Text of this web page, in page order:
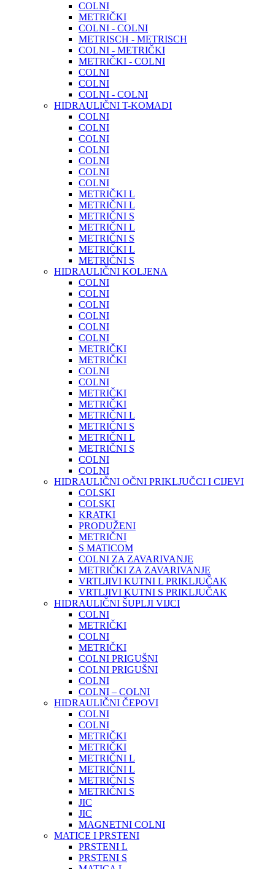
COLNI
METRIČKI
COLNI - COLNI
METRISCH - METRISCH
COLNI - METRIČKI
METRIČKI - COLNI
COLNI
COLNI
COLNI - COLNI
HIDRAULIČNI T-KOMADI
COLNI
COLNI
COLNI
COLNI
COLNI
COLNI
COLNI
METRIČKI L
METRIČNI L
METRIČNI S
METRIČNI L
METRIČNI S
METRIČKI L
METRIČNI S
HIDRAULIČNI KOLJENA
COLNI
COLNI
COLNI
COLNI
COLNI
COLNI
METRIČKI
METRIČKI
COLNI
COLNI
METRIČKI
METRIČKI
METRIČNI L
METRIČNI S
METRIČNI L
METRIČNI S
COLNI
COLNI
HIDRAULIČNI OČNI PRIKLJUČCI I CIJEVI
COLSKI
COLSKI
KRATKI
PRODUŽENI
METRIČNI
S MATICOM
COLNI ZA ZAVARIVANJE
METRIČKI ZA ZAVARIVANJE
VRTLJIVI KUTNI L PRIKLJUČAK
VRTLJIVI KUTNI S PRIKLJUČAK
HIDRAULIČNI ŠUPLJI VIJCI
COLNI
METRIČKI
COLNI
METRIČKI
COLNI PRIGUŠNI
COLNI PRIGUŠNI
COLNI
COLNI – COLNI
HIDRAULIČNI ČEPOVI
COLNI
COLNI
METRIČKI
METRIČKI
METRIČNI L
METRIČNI L
METRIČNI S
METRIČNI S
JIC
JIC
MAGNETNI COLNI
MATICE I PRSTENI
PRSTENI L
PRSTENI S